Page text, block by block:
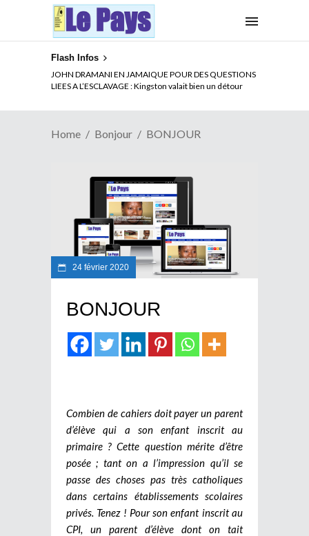
Flash Infos
JOHN DRAMANI EN JAMAIQUE POUR DES QUESTIONS
LIEES A L’ESCLAVAGE : Kingston valait bien un détour
Home Bonjour BONJOUR
24 février 2020
BONJOUR
Combien de cahiers doit payer un parent
d’élève qui a son enfant inscrit au
primaire ? Cette question mérite d’être
posée ; tant on a l’impression qu’il se
passe des choses pas très catholiques
dans certains établissements scolaires
privés. Tenez ! Pour son enfant inscrit au
CPI, un parent d’élève dont on tait